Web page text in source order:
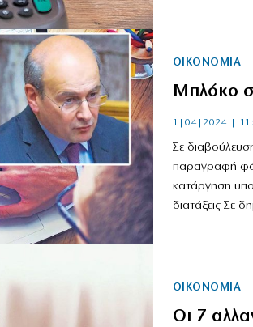
ΟΙΚΟΝΟΜΙΑ
Μπλόκο
1|04|2024 |
Σε
παραγραφή
κατάργηση
διατάξεις Σε
ΟΙΚΟΝΟΜΙΑ
Οι 7